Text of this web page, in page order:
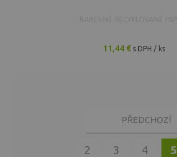
11,44 € s DPH / ks
PŘEDCHOZÍ
2 3 4 5